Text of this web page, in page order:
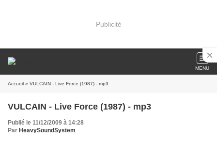
Publicité
MENU
Accueil » VULCAIN - Live Force (1987) - mp3
VULCAIN - Live Force (1987) - mp3
Publié le 11/12/2009 à 14:28
Par HeavySoundSystem